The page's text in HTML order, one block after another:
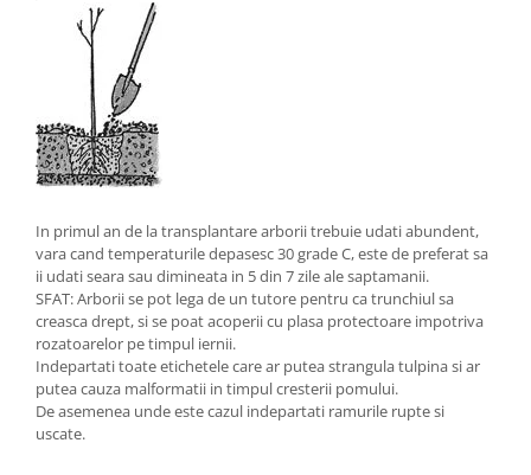
In primul an de la transplantare arborii trebuie udati abundent,
vara cand temperaturile depasesc 30 grade C, este de preferat sa
ii udati seara sau dimineata in 5 din 7 zile ale saptamanii.
SFAT: Arborii se pot lega de un tutore pentru ca trunchiul sa
creasca drept, si se poat acoperii cu plasa protectoare impotriva
rozatoarelor pe timpul iernii.
Indepartati toate etichetele care ar putea strangula tulpina si ar
putea cauza malformatii in timpul cresterii pomului.
De asemenea unde este cazul indepartati ramurile rupte si
uscate.